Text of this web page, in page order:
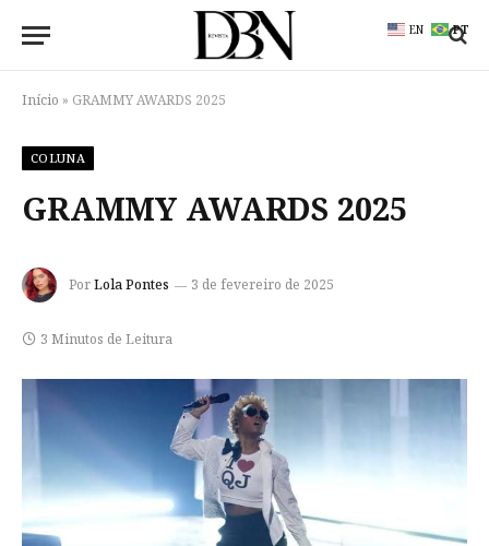
Início » GRAMMY AWARDS 2025
COLUNA
GRAMMY AWARDS 2025
PorLola Pontes 3 de fevereiro de 2025
3 Minutos de Leitura
EN PT